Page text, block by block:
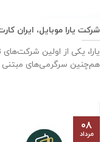
شرکت یارا موبایل، ایران
یارا، یکی از اولین
هم‌چنین سرگرمی‌های مبتنی
۰۸
مرداد